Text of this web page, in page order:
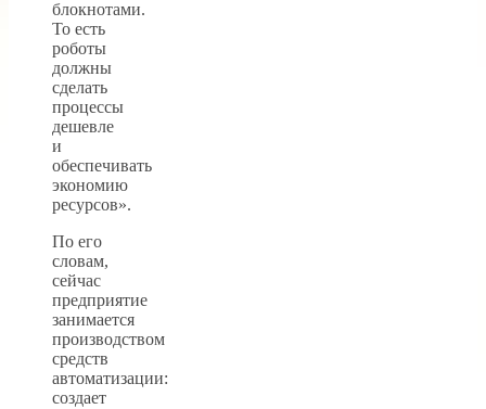
блокнотами.
То есть
роботы
должны
сделать
процессы
дешевле
и
обеспечивать
экономию
ресурсов».
По его
словам,
сейчас
предприятие
занимается
производством
средств
автоматизации:
создает